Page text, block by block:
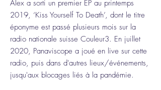
Alex a sorti un premier EP au printemps
2019, ‘Kiss Yourself To Death’, dont le titre
éponyme est passé plusieurs mois sur la
radio nationale suisse Couleur3. En juillet
2020, Panaviscope a joué en live sur cette
radio, puis dans d'autres lieux/événements,
jusqu'aux blocages liés à la pandémie.